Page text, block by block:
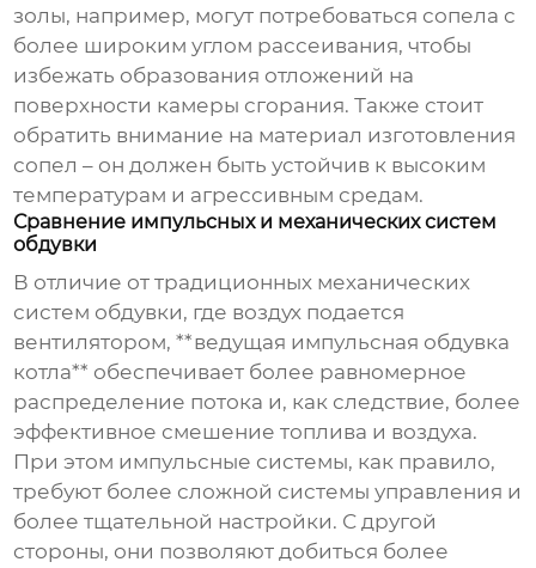
золы, например, могут потребоваться сопела с
более широким углом рассеивания, чтобы
избежать образования отложений на
поверхности камеры сгорания. Также стоит
обратить внимание на материал изготовления
сопел – он должен быть устойчив к высоким
температурам и агрессивным средам.
Сравнение импульсных и механических систем
обдувки
В отличие от традиционных механических
систем обдувки, где воздух подается
вентилятором, **ведущая импульсная обдувка
котла** обеспечивает более равномерное
распределение потока и, как следствие, более
эффективное смешение топлива и воздуха.
При этом импульсные системы, как правило,
требуют более сложной системы управления и
более тщательной настройки. С другой
стороны, они позволяют добиться более